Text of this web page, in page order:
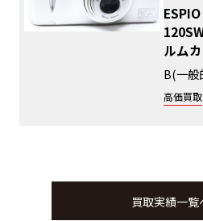
ルム
B(一般
高価買取
買取実績一覧